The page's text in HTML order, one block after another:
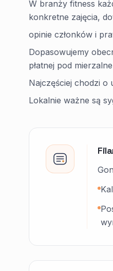
W branży fitness
konkretne zajęcia,
opinie członków i
Dopasowujemy
płatnej pod
Najczęściej chodzi o
Lokalnie ważne są